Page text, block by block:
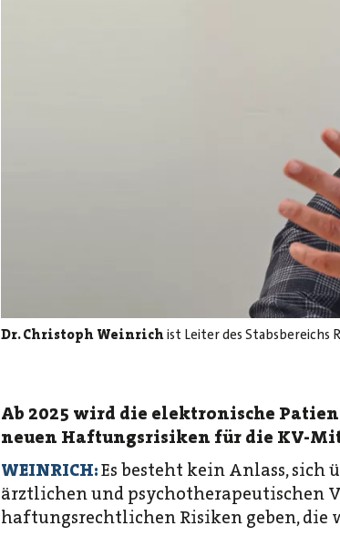
Dr. Christoph Weinrichist Leiter des Stabsbereichs
Ab 2025 wird die elektronische
neuen Haftungsrisiken für die KV-
WEINRICH:Es besteht kein Anlass, sich
ärztlichen und psychotherapeutischen
haftungsrechtlichen Risiken geben,